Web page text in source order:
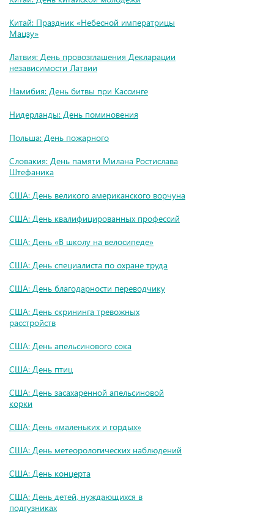
Китай: Праздник «Небесной императрицы
Мацзу»
Латвия: День провозглашения Декларации
независимости Латвии
Намибия: День битвы при Кассинге
Нидерланды: День поминовения
Польша: День пожарного
Словакия: День памяти Милана Ростислава
Штефаника
США: День великого американского ворчуна
США: День квалифицированных профессий
США: День «В школу на велосипеде»
США: День специалиста по охране труда
США: День благодарности переводчику
США: День скрининга тревожных
расстройств
США: День апельсинового сока
США: День птиц
США: День засахаренной апельсиновой
корки
США: День «маленьких и гордых»
США: День метеорологических наблюдений
США: День концерта
США: День детей, нуждающихся в
подгузниках